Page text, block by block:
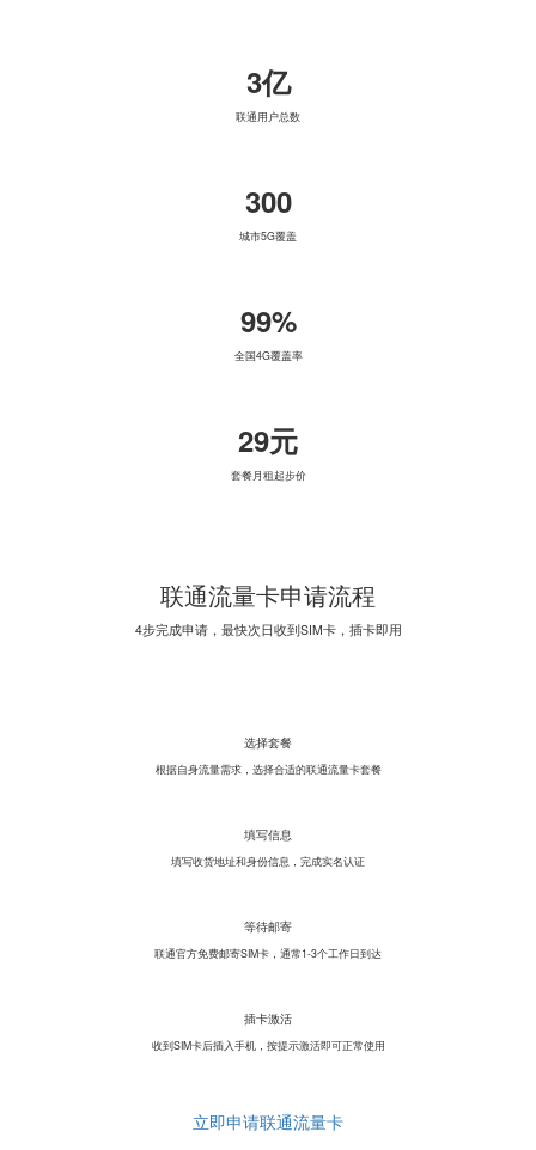
3亿
联通用户总数
300
城市5G覆盖
99%
全国4G覆盖率
29元
套餐月租起步价
联通流量卡申请流程
4步完成申请，最快次日收到SIM卡，插卡即用
选择套餐
根据自身流量需求，选择合适的联通流量卡套餐
填写信息
填写收货地址和身份信息，完成实名认证
等待邮寄
联通官方免费邮寄SIM卡，通常1-3个工作日到达
插卡激活
收到SIM卡后插入手机，按提示激活即可正常使用
立即申请联通流量卡